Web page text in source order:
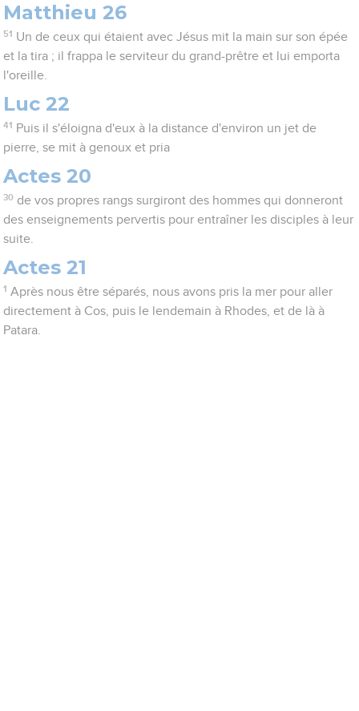
Matthieu 26
51 Un de ceux qui étaient avec Jésus mit la main sur son épée
et la tira ; il frappa le serviteur du grand-prêtre et lui emporta
l'oreille.
Luc 22
41 Puis il s'éloigna d'eux à la distance d'environ un jet de
pierre, se mit à genoux et pria
Actes 20
30 de vos propres rangs surgiront des hommes qui donneront
des enseignements pervertis pour entraîner les disciples à leur
suite.
Actes 21
1 Après nous être séparés, nous avons pris la mer pour aller
directement à Cos, puis le lendemain à Rhodes, et de là à
Patara.